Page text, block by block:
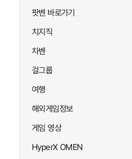
팟벤 바로가기
치지직
차벤
걸그룹
여행
해외게임정보
게임 영상
HyperX OMEN